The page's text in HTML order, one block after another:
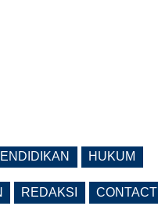
HUKUM
REDAKSI CONTACT